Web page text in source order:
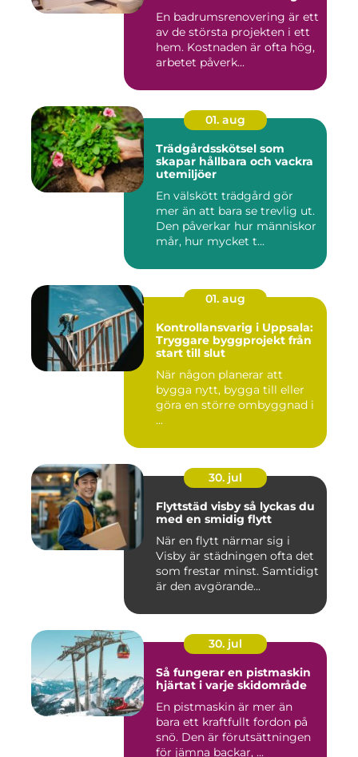
En badrumsrenovering är ett
av de största projekten i ett
hem. Kostnaden är ofta hög,
arbetet påverk...
01. aug
Trädgårdsskötsel som
skapar hållbara och vackra
utemiljöer
En välskött trädgård gör
mer än att bara se trevlig ut.
Den påverkar hur människor
mår, hur mycket t...
01. aug
Kontrollansvarig i Uppsala:
Tryggare byggprojekt från
start till slut
När någon planerar att
bygga nytt, bygga till eller
göra en större ombyggnad i
...
30. jul
Flyttstäd visby så lyckas du
med en smidig flytt
När en flytt närmar sig i
Visby är städningen ofta det
som frestar minst. Samtidigt
är den avgörande...
30. jul
Så fungerar en pistmaskin
hjärtat i varje skidområde
En pistmaskin är mer än
bara ett kraftfullt fordon på
snö. Den är förutsättningen
för jämna backar, ...